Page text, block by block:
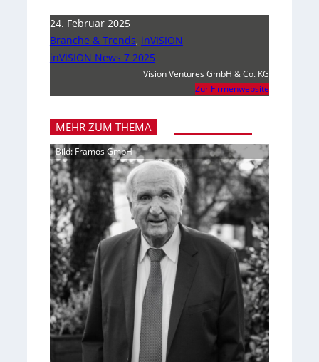
24. Februar 2025
Branche & Trends, inVISION
inVISION News 7 2025
Vision Ventures GmbH & Co. KG
Zur Firmenwebsite
MEHR ZUM THEMA
Bild: Framos GmbH